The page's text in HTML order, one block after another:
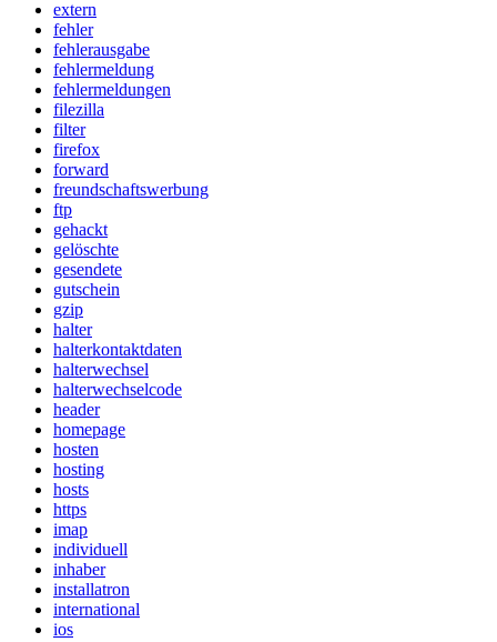
extern
fehler
fehlerausgabe
fehlermeldung
fehlermeldungen
filezilla
filter
firefox
forward
freundschaftswerbung
ftp
gehackt
gelöschte
gesendete
gutschein
gzip
halter
halterkontaktdaten
halterwechsel
halterwechselcode
header
homepage
hosten
hosting
hosts
https
imap
individuell
inhaber
installatron
international
ios